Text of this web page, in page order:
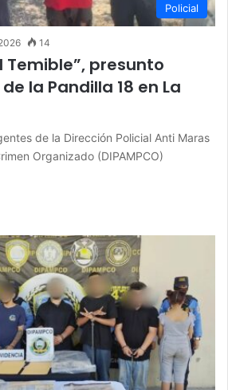
Policial
14
Temible”, presunto
la Pandilla 18 en La
de la Dirección Policial Anti Maras
Organizado (DIPAMPCO)